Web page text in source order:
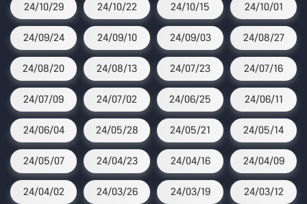
24/10/29 24/10/22 24/10/15 24/10/01
24/09/24 24/09/10 24/09/03 24/08/27
24/08/20 24/08/13 24/07/23 24/07/16
24/07/09 24/07/02 24/06/25 24/06/11
24/06/04 24/05/28 24/05/21 24/05/14
24/05/07 24/04/23 24/04/16 24/04/09
24/04/02 24/03/26 24/03/19 24/03/12